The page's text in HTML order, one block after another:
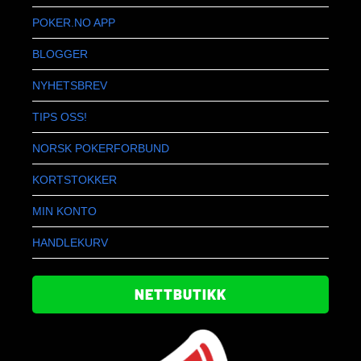
POKER.NO APP
BLOGGER
NYHETSBREV
TIPS OSS!
NORSK POKERFORBUND
KORTSTOKKER
MIN KONTO
HANDLEKURV
NETTBUTIKK